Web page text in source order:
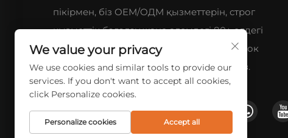
пікірмен, біз ОЕМ/ОДМ қызметтерін, строг
қызметтік бағалау және әлемдегі 80+ елдегі
клиенттерге ғылыми-техникалық розвиток
бойынша өзгертілген шешімдер береміз.
We value your privacy
We use cookies and similar tools to provide our
services. If you don't want to accept all cookies,
click Personalize cookies.
Personalize cookies Accept all